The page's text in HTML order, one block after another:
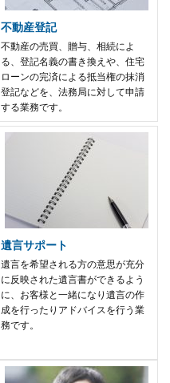
不動産登記
不動産の売買、贈与、相続によ
る、登記名義の書き換えや、住宅
ローンの完済による抵当権の抹消
登記などを、法務局に対して申請
する業務です。
遺言サポート
遺言を希望される方の意思が充分
に反映された遺言書ができるよう
に、お客様と一緒になり遺言の作
成を行ったりアドバイスを行う業
務です。